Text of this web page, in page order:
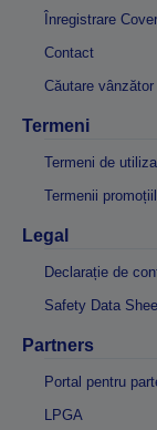
Înregistrare
Contact
Căutare vânzător
Termeni
Termeni de
Termenii
Legal
Declarație de
Safety Data
Partners
Portal pentru
LPGA